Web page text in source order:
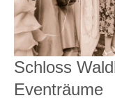
Schloss
Eventräume